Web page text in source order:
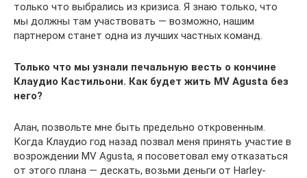
только что выбрались из кризиса. Я знаю только, что
мы должны там участвовать — возможно, нашим
партнером станет одна из лучших частных команд.
Только что мы узнали печальную весть о кончине
Клаудио Кастильони. Как будет жить MV Agusta без
него?
Алан, позвольте мне быть предельно откровенным.
Когда Клаудио год назад позвал меня принять участие в
возрождении MV Agusta, я посоветовал ему отказаться
от этого плана — дескать, возьми деньги от Harley-